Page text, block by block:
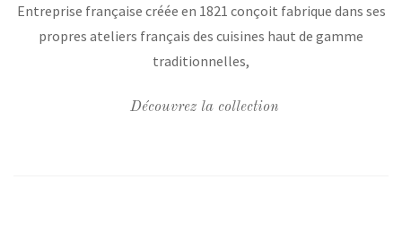
Entreprise française créée en 1821 conçoit fabrique dans ses
propres ateliers français des cuisines haut de gamme
traditionnelles,
Découvrez la collection